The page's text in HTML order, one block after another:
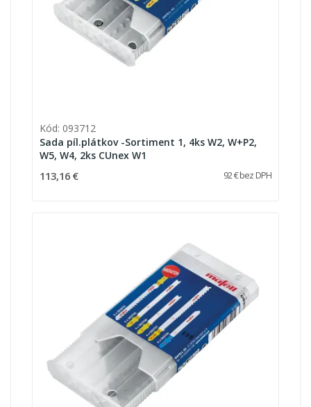
Kód: 093712
Sada píl.plátkov -Sortiment 1, 4ks W2, W+P2,
W5, W4, 2ks CUnex W1
113,16 € 92 € bez DPH